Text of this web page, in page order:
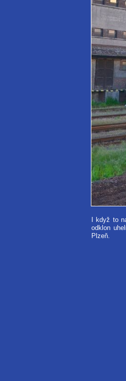
I když to
odklon
Plzeň.